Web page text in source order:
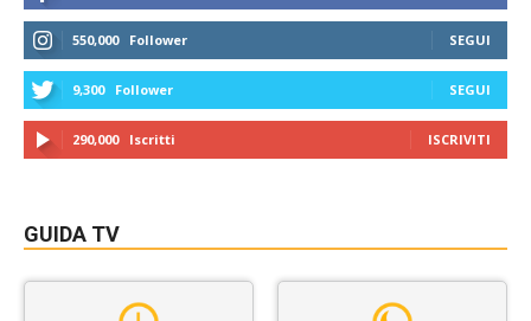
550,000 Follower SEGUI
9,300 Follower SEGUI
290,000 Iscritti ISCRIVITI
GUIDA TV